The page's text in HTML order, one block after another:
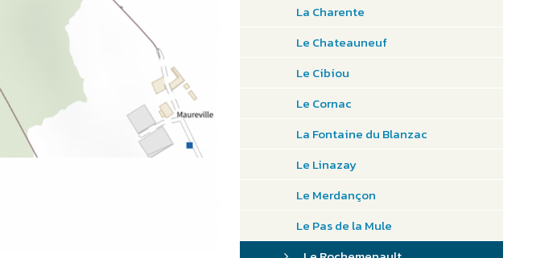
La Charente
Le Chateauneuf
Le Cibiou
Le Cornac
La Fontaine du Blanzac
Le Linazay
Le Merdançon
Le Pas de la Mule